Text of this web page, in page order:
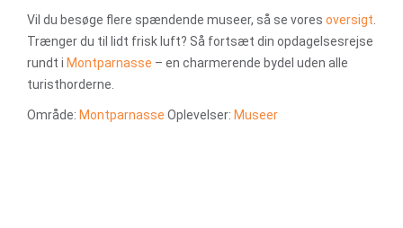
Vil du besøge flere spændende museer, så se vores oversigt
Trænger du til lidt frisk luft? Så fortsæt din opdagelsesrejse
rundt i Montparnasse – en charmerende bydel uden alle
turisthorderne.
Område: Montparnasse Oplevelser: Museer